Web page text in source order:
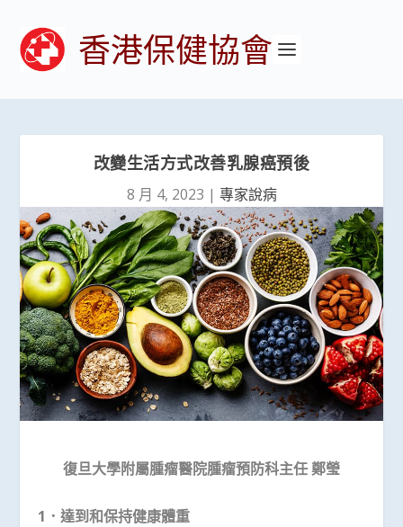
香港保健協會
改變生活方式改善乳腺癌預後
8 月 4, 2023 | 專家說病
復旦大學附屬腫瘤醫院腫瘤預防科主任鄭瑩
1 ．達到和保持健康體重